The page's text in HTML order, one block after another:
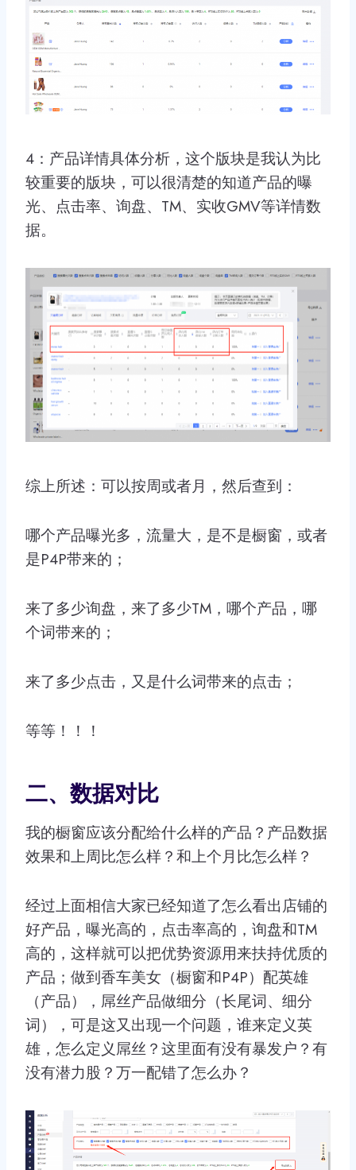
4：产品详情具体分析，这个版块是我认为比
较重要的版块，可以很清楚的知道产品的曝
光、点击率、询盘、TM、实收GMV等详情数
据。
综上所述：可以按周或者月，然后查到：
哪个产品曝光多，流量大，是不是橱窗，或者
是P4P带来的；
来了多少询盘，来了多少TM，哪个产品，哪
个词带来的；
来了多少点击，又是什么词带来的点击；
等等！！！
二、数据对比
我的橱窗应该分配给什么样的产品？产品数据
效果和上周比怎么样？和上个月比怎么样？
经过上面相信大家已经知道了怎么看出店铺的
好产品，曝光高的，点击率高的，询盘和TM
高的，这样就可以把优势资源用来扶持优质的
产品；做到香车美女（橱窗和P4P）配英雄
（产品），屌丝产品做细分（长尾词、细分
词），可是这又出现一个问题，谁来定义英
雄，怎么定义屌丝？这里面有没有暴发户？有
没有潜力股？万一配错了怎么办？